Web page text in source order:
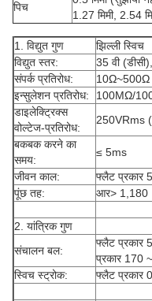
पिच
1.27 मिमी, 2.54
1. विद्युत गुण
झिल्ली स्विच
विद्युत स्तर:
35 वी
संपर्क प्रतिरोध:
10Ω~500Ω
इन्सुलेशन प्रतिरोध:
100MΩ/
डाइलेक्ट्रिक्स
वोल्टेज-प्रतिरोध:
250VRms
बकबक करने का
समय:
≤ 5ms
जीवन काल:
फ्लैट प्रकार
पूंछ तह:
आर> 1,180
2. यांत्रिक गुण
संचालन बल:
फ्लैट प्रकार
प्रकार 170
स्विच स्ट्रोक:
फ्लैट प्रकार